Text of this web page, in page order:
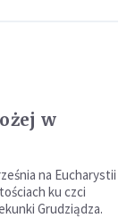
w
na Eucharystii
ku czci
Grudziądza.